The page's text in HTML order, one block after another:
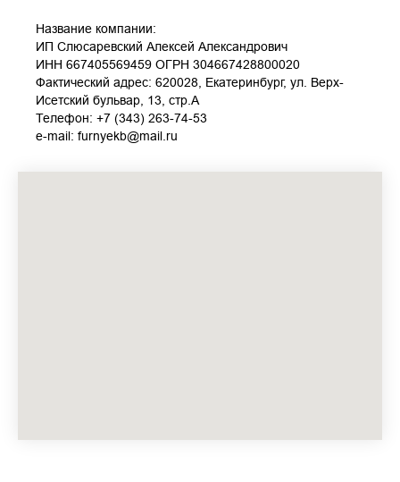
Название компании:
ИП Слюсаревский Алексей Александрович
ИНН 667405569459 ОГРН 304667428800020
Фактический адрес: 620028, Екатеринбург, ул. Верх-
Исетский бульвар, 13, стр.А
Телефон: +7 (343) 263-74-53
e-mail: furnyekb@mail.ru